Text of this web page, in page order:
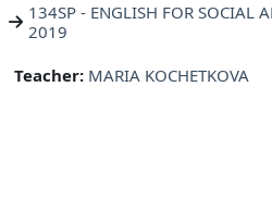
134SP - ENGLISH FOR SOCIAL
2019
Teacher: MARIA KOCHETKOVA